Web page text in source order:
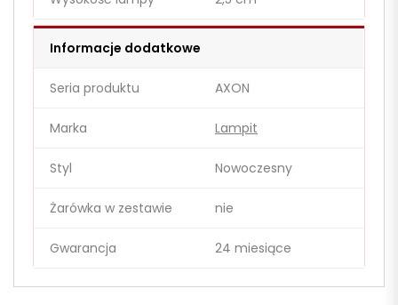
Informacje dodatkowe
Seria produktu AXON
Marka Lampit
Styl Nowoczesny
Żarówka w zestawie nie
Gwarancja 24 miesiące